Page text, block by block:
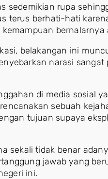
sedemikian rupa
terus berhati-hati
bernalarnya
belakangan ini
narasi
di media sosial
sebuah
tujuan supaya
sekali tidak benar
jawab yang
ini.